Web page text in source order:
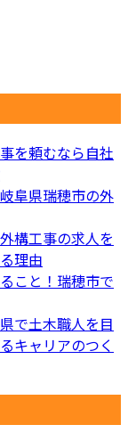
を頼むなら自社
阜県瑞穂市の外
構工事の求人を
理由
こと！瑞穂市で
で土木職人を目
キャリアのつく